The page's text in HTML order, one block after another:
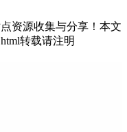
资源收集与分享！ 本文
转载请注明